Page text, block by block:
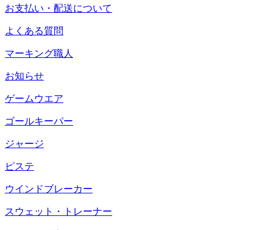
お支払い・配送について
よくある質問
マーキング職人
お知らせ
ゲームウエア
ゴールキーパー
ジャージ
ピステ
ウインドブレーカー
スウェット・トレーナー